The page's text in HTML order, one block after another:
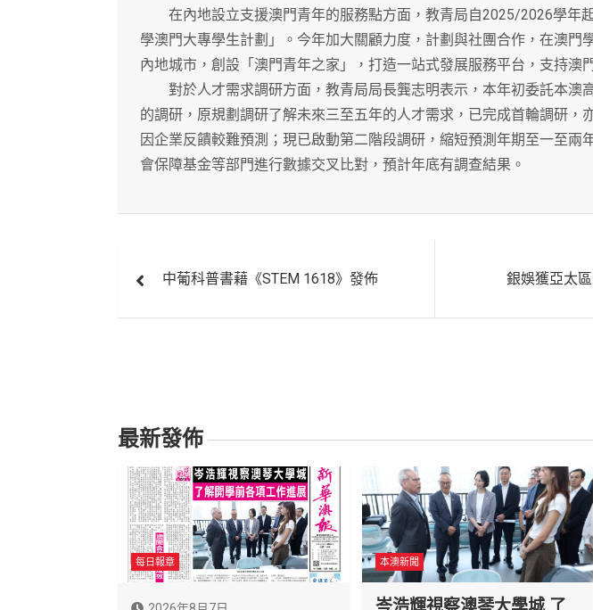
在內地設立支援澳門青年的服務點方面，教青局自2025/2026學年
學澳門大專學生計劃」。今年加大關顧力度，計劃與社團合作，在澳門
內地城市，創設「澳門青年之家」，打造一站式發展服務平台，支持澳
對於人才需求調研方面，教青局局長龔志明表示，本年初委託本澳
的調研，原規劃調研了解未來三至五年的人才需求，已完成首輪調研，
因企業反饋較難預測；現已啟動第二階段調研，縮短預測年期至一至兩
會保障基金等部門進行數據交叉比對，預計年底有調查結果。
章
中葡科普書藉《STEM 1618》發佈 銀娛獲亞太
最新發佈
每日報章 本澳新聞